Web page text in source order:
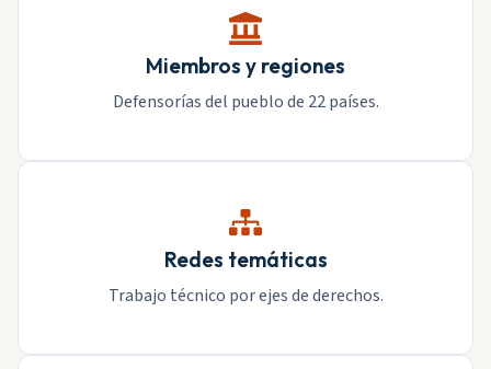
Miembros y regiones
Defensorías del pueblo de 22 países.
Redes temáticas
Trabajo técnico por ejes de derechos.